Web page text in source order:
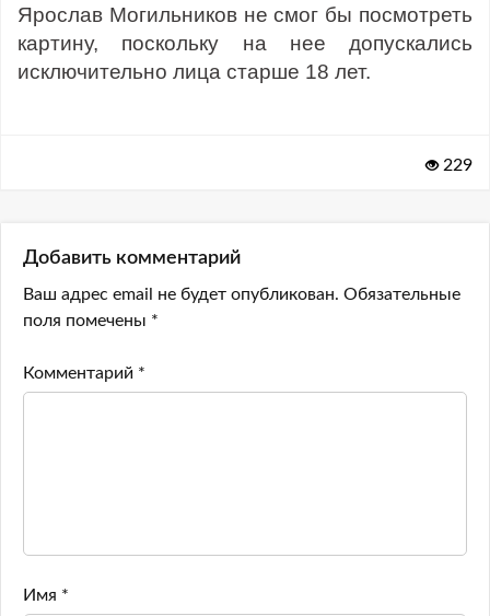
Ярослав Могильников не смог бы посмотреть
картину, поскольку на нее допускались
исключительно лица старше 18 лет.
229
Добавить комментарий
Ваш адрес email не будет опубликован. Обязательные
поля помечены *
Комментарий *
Имя *